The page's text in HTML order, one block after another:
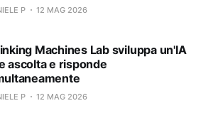
P 12 MAG 2026
Machines Lab sviluppa un'IA
ascolta e risponde
P 12 MAG 2026